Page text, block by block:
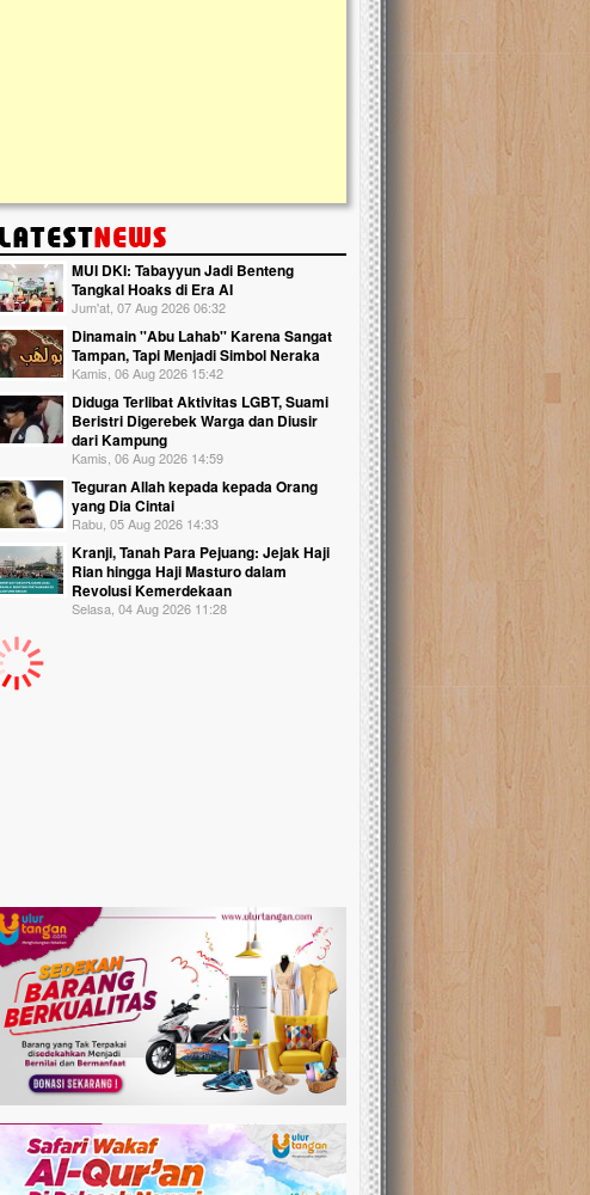
MUI DKI: Tabayyun Jadi Benteng
Tangkal Hoaks di Era AI
Jum'at, 07 Aug 2026 06:32
Dinamain ''Abu Lahab'' Karena Sangat
Tampan, Tapi Menjadi Simbol Neraka
Kamis, 06 Aug 2026 15:42
Diduga Terlibat Aktivitas LGBT, Suami
Beristri Digerebek Warga dan Diusir
dari Kampung
Kamis, 06 Aug 2026 14:59
Teguran Allah kepada kepada Orang
yang Dia Cintai
Rabu, 05 Aug 2026 14:33
Kranji, Tanah Para Pejuang: Jejak Haji
Rian hingga Haji Masturo dalam
Revolusi Kemerdekaan
Selasa, 04 Aug 2026 11:28